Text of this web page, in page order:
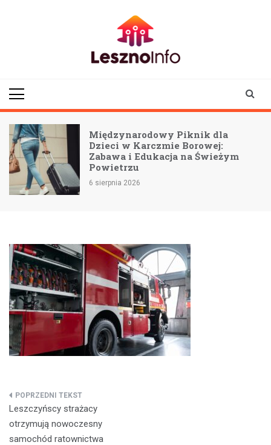
Międzynarodowy Piknik dla
Dzieci w Karczmie Borowej:
Zabawa i Edukacja na Świeżym
Powietrzu
6 sierpnia 2026
Nawigacja
wpisu
Leszczyńscy strażacy
otrzymują nowoczesny
samochód ratownictwa